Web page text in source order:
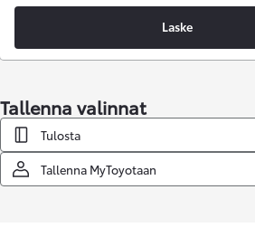
Laske
Tallenna valinnat
Tulosta
Tallenna MyToyotaan